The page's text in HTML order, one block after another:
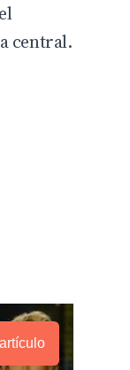
central.